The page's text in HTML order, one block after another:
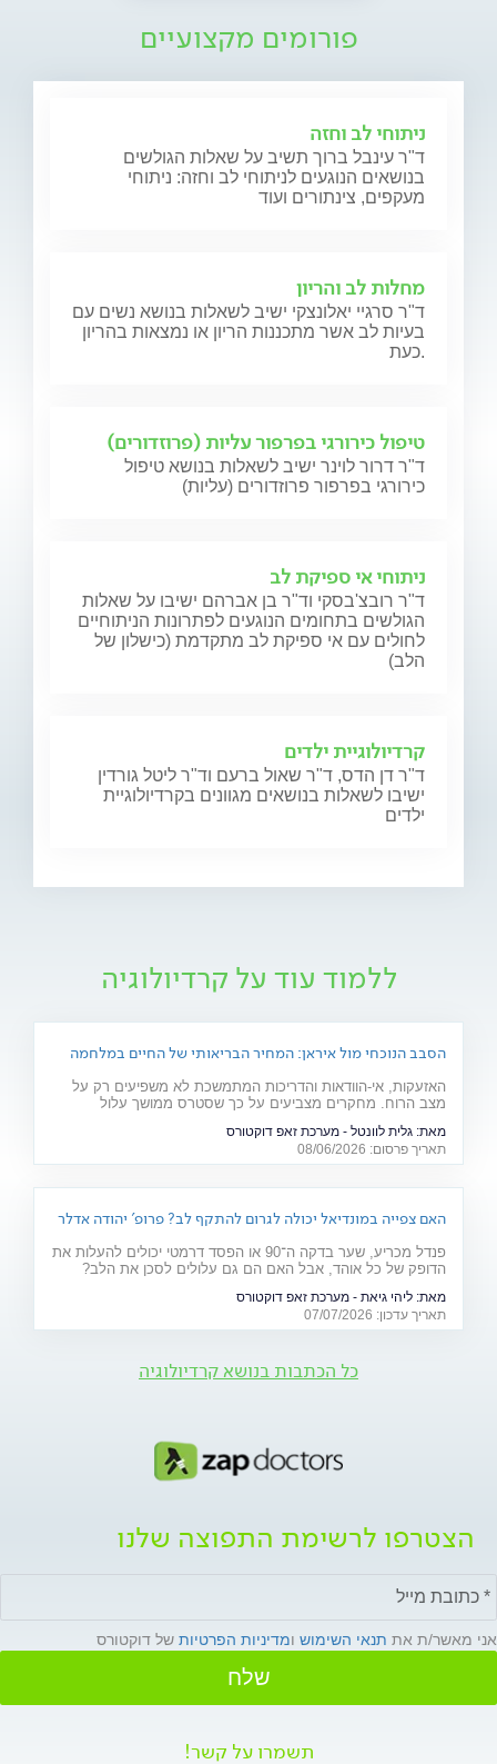
פורומים מקצועיים
ניתוחי לב וחזה
ד"ר עינבל ברוך תשיב על שאלות הגולשים
בנושאים הנוגעים לניתוחי לב וחזה: ניתוחי
מעקפים, צינתורים ועוד
מחלות לב והריון
ד"ר סרגיי יאלונצקי ישיב לשאלות בנושא נשים עם
בעיות לב אשר מתכננות הריון או נמצאות בהריון
כעת.
טיפול כירורגי בפרפור עליות (פרוזדורים)
ד"ר דרור לוינר ישיב לשאלות בנושא טיפול
כירורגי בפרפור פרוזדורים (עליות)
ניתוחי אי ספיקת לב
ד"ר רובצ'בסקי וד"ר בן אברהם ישיבו על שאלות
הגולשים בתחומים הנוגעים לפתרונות הניתוחיים
לחולים עם אי ספיקת לב מתקדמת (כישלון של
הלב)
קרדיולוגיית ילדים
ד"ר דן הדס, ד"ר שאול ברעם וד"ר ליטל גורדין
ישיבו לשאלות בנושאים מגוונים בקרדיולוגיית
ילדים
ללמוד עוד על קרדיולוגיה
הסבב הנוכחי מול איראן: המחיר הבריאותי של החיים במלחמה
האזעקות, אי-הוודאות והדריכות המתמשכת לא משפיעים רק על
מצב הרוח. מחקרים מצביעים על כך שסטרס ממושך עלול
מהלב ועד העור, אילו תופעות בריאותיות עלולות להתגבר בתקופות
של מתיחות ביטחונית ומה ניתן לעשות כדי לשמור על הבריאות
שלנו?
מאת: גלית לוונטל - מערכת זאפ דוקטורס
תאריך פרסום: 08/06/2026
האם צפייה במונדיאל יכולה לגרום להתקף לב? פרופ' יהודה אדלר
פנדל מכריע, שער בדקה ה־90 או הפסד דרמטי יכולים להעלות את
הדופק של כל אוהד, אבל האם הם גם עלולים לסכן את הלב?
מה באמת קורה בגוף בזמן התרגשות קיצונית, מי נמצא בקבוצת
הסיכון ואיך אפשר ליהנות מהמשחקים בלי לסכן את הבריאות.
מאת: ליהי גיאת - מערכת זאפ דוקטורס
תאריך עדכון: 07/07/2026
כל הכתבות בנושא קרדיולוגיה
הצטרפו לרשימת התפוצה שלנו
אני מאשר/ת את תנאי השימוש ומדיניות הפרטיות של דוקטורס
שלח
תשמרו על קשר!